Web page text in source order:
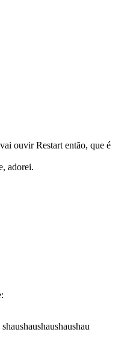
ouvir Restart então, que é
adorei.